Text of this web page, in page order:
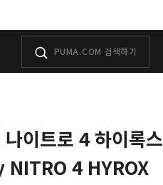
이트로 4 하이록스
4 HYROX